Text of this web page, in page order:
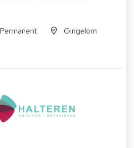
Permanent
Gingelom